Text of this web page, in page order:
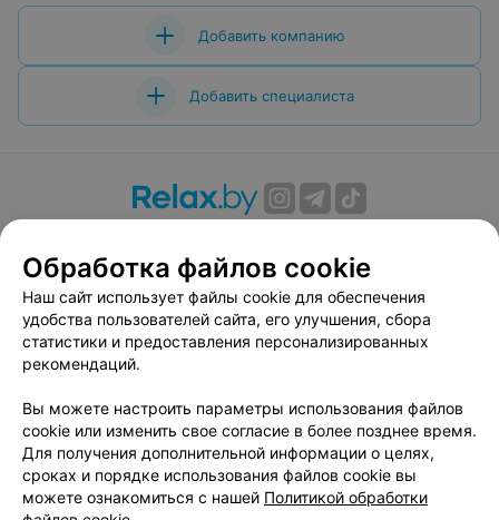
Добавить компанию
Добавить специалиста
Вакансии
Публичный договор
Способы оплаты
Публичный договор по использованию сервиса
«Афиша»
Пользовательское соглашение
Связаться по вопросам сотрудничества
Написать руководителю relax.by
Персональные настройки cookie
Обработка персональных данных
Обработка файлов cookie
Наш сайт использует файлы cookie для обеспечения
удобства пользователей сайта, его улучшения, сбора
статистики и предоставления персонализированных
рекомендаций.
Вы можете настроить параметры использования файлов
cookie или изменить свое согласие в более позднее время.
Для получения дополнительной информации о целях,
сроках и порядке использования файлов cookie вы
можете ознакомиться с нашей Политикой обработки